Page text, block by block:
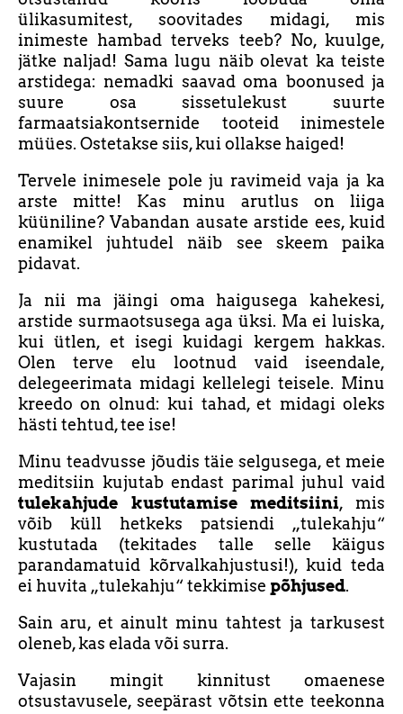
ülikasumitest, soovitades midagi, mis
inimeste hambad terveks teeb? No, kuulge,
jätke naljad! Sama lugu näib olevat ka teiste
arstidega: nemadki saavad oma boonused ja
suure osa sissetulekust suurte
farmaatsiakontsernide tooteid inimestele
müües. Ostetakse siis, kui ollakse haiged!
Tervele inimesele pole ju ravimeid vaja ja ka
arste mitte! Kas minu arutlus on liiga
küüniline? Vabandan ausate arstide ees, kuid
enamikel juhtudel näib see skeem paika
pidavat.
Ja nii ma jäingi oma haigusega kahekesi,
arstide surmaotsusega aga üksi. Ma ei luiska,
kui ütlen, et isegi kuidagi kergem hakkas.
Olen terve elu lootnud vaid iseendale,
delegeerimata midagi kellelegi teisele. Minu
kreedo on olnud: kui tahad, et midagi oleks
hästi tehtud, tee ise!
Minu teadvusse jõudis täie selgusega, et meie
meditsiin kujutab endast parimal juhul vaid
tulekahjude kustutamise meditsiini, mis
võib küll hetkeks patsiendi „tulekahju“
kustutada (tekitades talle selle käigus
parandamatuid kõrvalkahjustusi!), kuid teda
ei huvita „tulekahju“ tekkimise põhjused.
Sain aru, et ainult minu tahtest ja tarkusest
oleneb, kas elada või surra.
Vajasin mingit kinnitust omaenese
otsustavusele, seepärast võtsin ette teekonna